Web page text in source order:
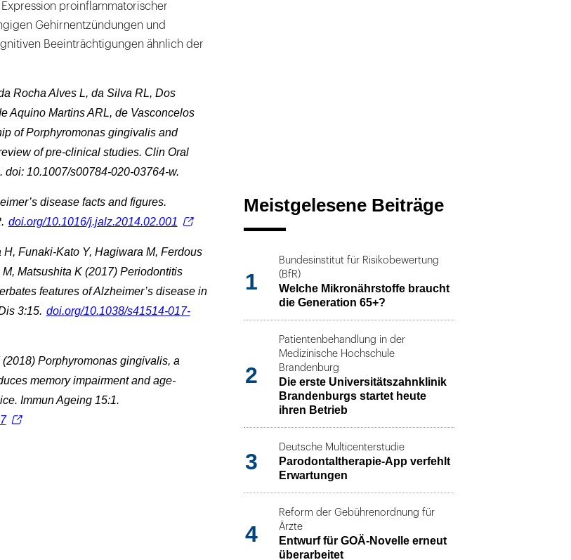
proinflammatorischer
Gehirnentzündungen und
Beeinträchtigungen ähnlich der
Rocha Alves L, da Silva RL, Dos
Aquino Martins ARL, de Vasconcelos
of Porphyromonas gingivalis and
of pre-clinical studies. Clin Oral
doi: 10.1007/s00784-020-03764-w.
disease facts and figures.
doi.org/10.1016/j.jalz.2014.02.001
Funaki-Kato Y, Hagiwara M, Ferdous
Matsushita K (2017) Periodontitis
features of Alzheimer’s disease in
3:15. doi.org/10.1038/s41514-017-
Porphyromonas gingivalis, a
memory impairment and age-
Immun Ageing 15:1.
Meistgelesene Beiträge
1
Bundesinstitut für Risikobewertung
(BfR)
Welche Mikronährstoffe braucht
die Generation 65+?
2
Patientenbehandlung in der
Medizinische Hochschule
Brandenburg
Die erste Universitätszahnklinik
Brandenburgs startet heute
ihren Betrieb
3
Deutsche Multicenterstudie
Parodontaltherapie-App verfehlt
Erwartungen
4
Reform der Gebührenordnung für
Ärzte
Entwurf für GOÄ-Novelle erneut
überarbeitet